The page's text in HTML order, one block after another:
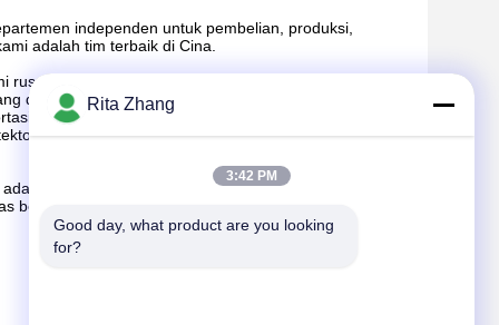
independen untuk pembelian, produksi,
adalah tim terbaik di Cina.
akibat kebakaran, banjir, gempa bumi,
dengan harga terendah untuk Anda.
logam mesin sinar-X. kemasan kami adalah
12 bulan. Kami memberikan diperlukan kembali
besar.Layanan dukungan teknis dan insinyur kami di
Rita Zhang
3:42 PM
Good day, what product are you looking
for?